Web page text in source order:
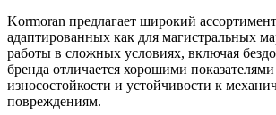
Kormoran предлагает широкий
адаптированных как для магистральных
работы в сложных условиях, включая
бренда отличается хорошими
износостойкости и устойчивости к
повреждениям.